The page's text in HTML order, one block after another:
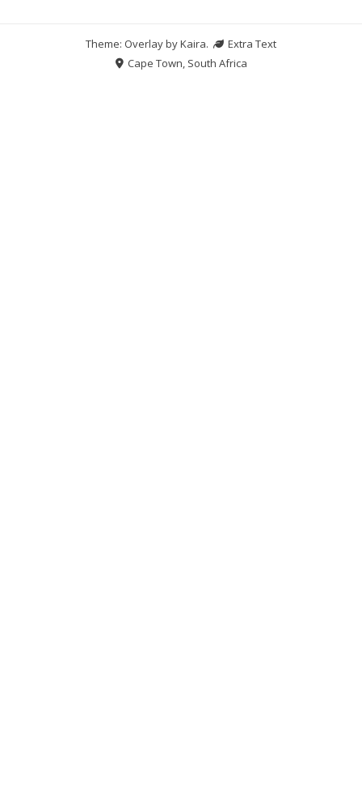
Theme: Overlay byKaira.
Extra Text
Cape Town, South Africa